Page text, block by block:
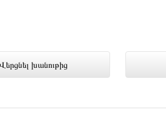
խանութից
լավագույն գնով